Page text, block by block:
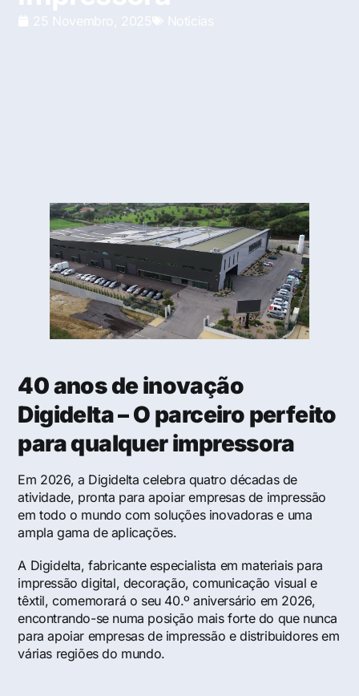
25 Novembro, 2025 Noticias
40 anos de inovação
Digidelta – O parceiro perfeito
para qualquer impressora
Em 2026, a Digidelta celebra quatro décadas de
atividade, pronta para apoiar empresas de impressão
em todo o mundo com soluções inovadoras e uma
ampla gama de aplicações.
A Digidelta, fabricante especialista em materiais para
impressão digital, decoração, comunicação visual e
têxtil, comemorará o seu 40.º aniversário em 2026,
encontrando-se numa posição mais forte do que nunca
para apoiar empresas de impressão e distribuidores em
várias regiões do mundo.